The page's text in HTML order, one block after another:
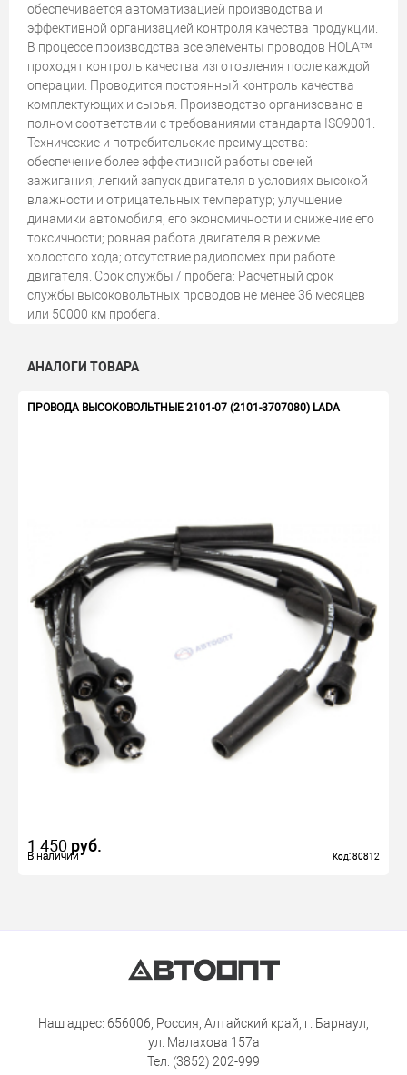
обеспечивается автоматизацией производства и
эффективной организацией контроля качества продукции.
В процессе производства все элементы проводов HOLA™
проходят контроль качества изготовления после каждой
операции. Проводится постоянный контроль качества
комплектующих и сырья. Производство организовано в
полном соответствии с требованиями стандарта ISO9001.
Технические и потребительские преимущества:
обеспечение более эффективной работы свечей
зажигания; легкий запуск двигателя в условиях высокой
влажности и отрицательных температур; улучшение
динамики автомобиля, его экономичности и снижение его
токсичности; ровная работа двигателя в режиме
холостого хода; отсутствие радиопомех при работе
двигателя. Срок службы / пробега: Расчетный срок
службы высоковольтных проводов не менее 36 месяцев
или 50000 км пробега.
АНАЛОГИ ТОВАРА
ПРОВОДА ВЫСОКОВОЛЬТНЫЕ 2101-07 (2101-3707080) LADA
В наличии Код: 80812
1 450 руб.
В наличии Код: 80812
Наш адрес: 656006, Россия, Алтайский край, г. Барнаул,
ул. Малахова 157а
Тел: (3852) 202-999